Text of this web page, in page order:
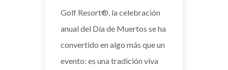
Golf Resort®, la celebración
anual del Día de Muertos se ha
convertido en algo más que un
evento: es una tradición viva